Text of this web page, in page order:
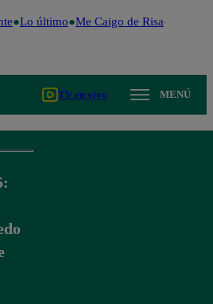
Lo último Me Caigo de Risa Perú
TV en vivo MENÚ